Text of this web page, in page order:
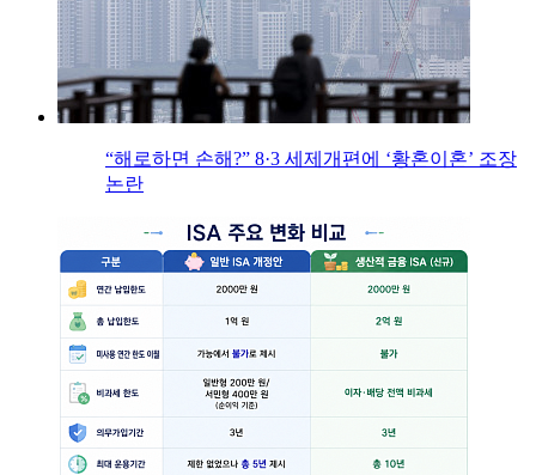
“해로하면 손해?” 8·3 세제개편에 ‘황혼이혼’ 조장
논란